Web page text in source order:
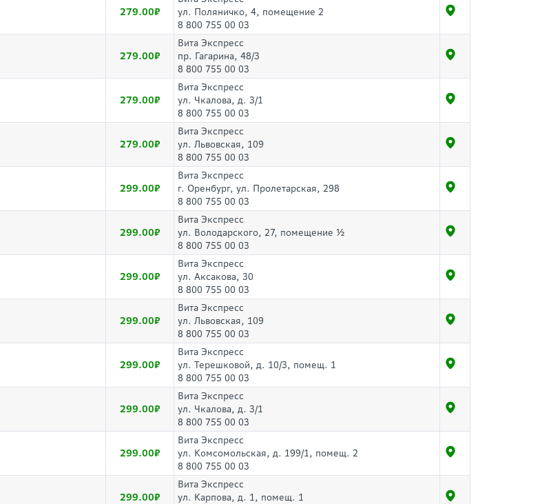
279.00
ул. Поляничко, 4, помещение 2
8 800 755 00 03
279.00
Вита Экспресс
пр. Гагарина, 48/3
8 800 755 00 03
279.00
Вита Экспресс
ул. Чкалова, д. 3/1
8 800 755 00 03
279.00
Вита Экспресс
ул. Львовская, 109
8 800 755 00 03
299.00
Вита Экспресс
г. Оренбург, ул. Пролетарская, 298
8 800 755 00 03
299.00
Вита Экспресс
ул. Володарского, 27, помещение ½
8 800 755 00 03
299.00
Вита Экспресс
ул. Аксакова, 30
8 800 755 00 03
299.00
Вита Экспресс
ул. Львовская, 109
8 800 755 00 03
299.00
Вита Экспресс
ул. Терешковой, д. 10/3, помещ. 1
8 800 755 00 03
299.00
Вита Экспресс
ул. Чкалова, д. 3/1
8 800 755 00 03
299.00
Вита Экспресс
ул. Комсомольская, д. 199/1, помещ. 2
8 800 755 00 03
299.00
Вита Экспресс
ул. Карпова, д. 1, помещ. 1